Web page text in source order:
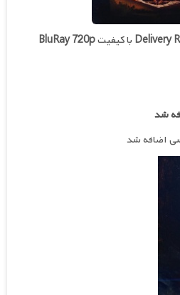
Delivery با کیفیتBluRay 720p
اضافه شد